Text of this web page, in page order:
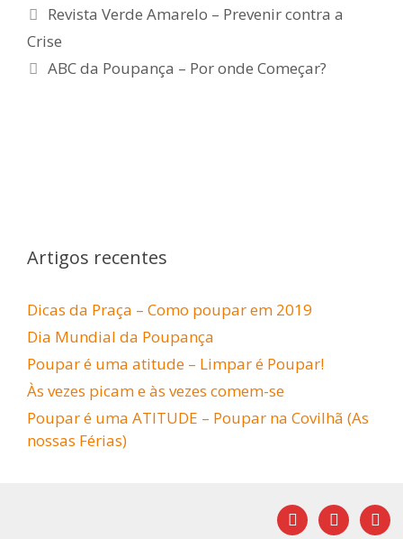
Navegação
de
Revista Verde Amarelo – Prevenir contra a
Crise
ABC da Poupança – Por onde Começar?
Artigos recentes
Dicas da Praça – Como poupar em 2019
Dia Mundial da Poupança
Poupar é uma atitude – Limpar é Poupar!
Às vezes picam e às vezes comem-se
Poupar é uma ATITUDE – Poupar na Covilhã (As
nossas Férias)
facebookyoutubemail